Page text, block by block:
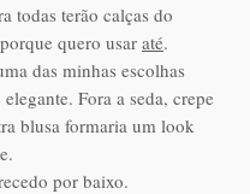
todas terão calças do
quero usar até.
das minhas escolhas
Fora a seda, crepe
blusa formaria um look
por baixo.